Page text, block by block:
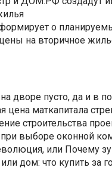
о
на вторичное
дворе пусто, да и в
цена маткапитала
строительства
выборе оконной
или Почему
дом: что купить за